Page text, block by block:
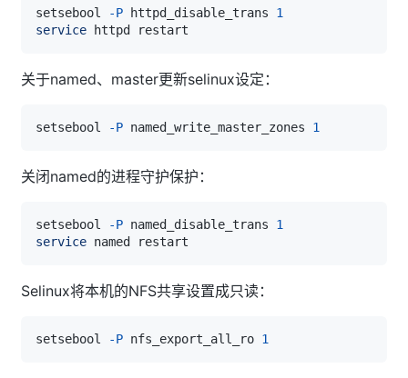
setsebool -P httpd_disable_trans 1
service
关于named、master更新selinux设定：
setsebool -P named_write_master_zones 1
关闭named的进程守护保护：
setsebool -P named_disable_trans 1
service
Selinux将本机的NFS共享设置成只读：
setsebool -P nfs_export_all_ro 1